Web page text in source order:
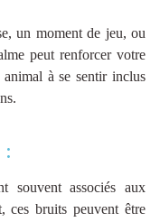
un moment de jeu, ou
peut renforcer votre
à se sentir inclus
souvent associés aux
ces bruits peuvent être